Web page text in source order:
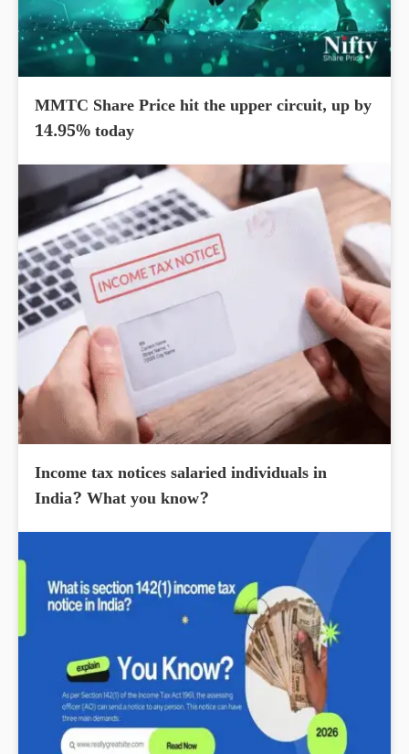
MMTC Share Price hit the upper circuit, up by
14.95% today
Income tax notices salaried individuals in
India? What you know?